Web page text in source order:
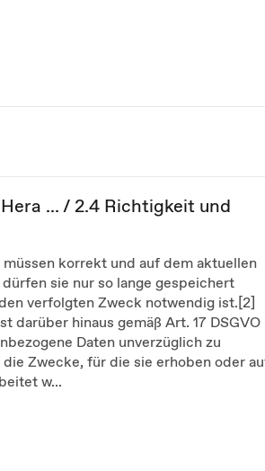
... / 2.4 Richtigkeit und
müssen korrekt und auf dem aktuellen
sie nur so lange gespeichert
verfolgten Zweck notwendig ist.[2]
darüber hinaus gemäß Art. 17 DSGVO
Daten unverzüglich zu
Zwecke, für die sie erhoben oder
w...